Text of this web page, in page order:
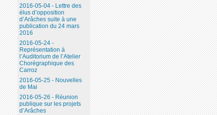
2016-05-04 - Lettre des
élus d’opposition
d’Arâches suite à une
publication du 24 mars
2016
2016-05-24 -
Représentation à
l’Auditorium de l’Atelier
Chorégraphique des
Carroz
2016-05-25 - Nouvelles
de Mai
2016-05-26 - Réunion
publique sur les projets
d’Arâches